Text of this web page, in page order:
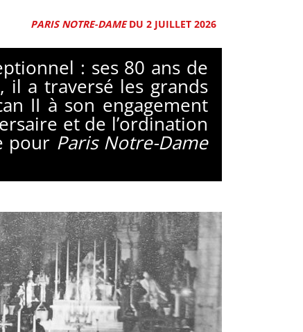
PARIS NOTRE-DAMEDU 2 JUILLET 2026
: ses 80 ans de
il a traversé les grands
II à son engagement
et de l’ordination
pour Paris Notre-Dame